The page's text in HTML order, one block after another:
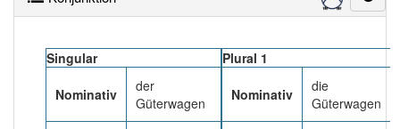
anderen Artikelder: 0
82% unserer Spielapp-Nutzer haben den Artikel
korrekt erraten.
Singular
Nominativ
der
Güterwagen
Plural 1
Nominativ
die
Güterwagen